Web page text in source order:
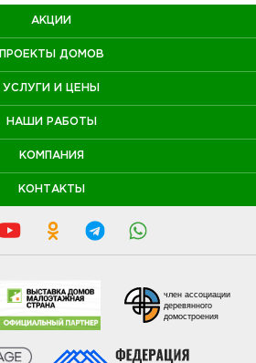
АКЦИИ
ПРОЕКТЫ ДОМОВ
УСЛУГИ И ЦЕНЫ
НАШИ РАБОТЫ
КОМПАНИЯ
КОНТАКТЫ
член ассоциации
деревянного
домостроения